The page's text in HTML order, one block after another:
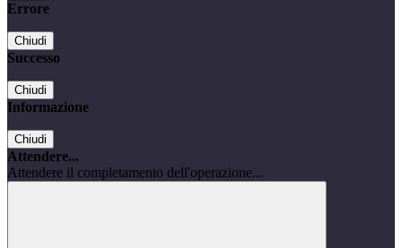
Errore
Chiudi
Successo
Chiudi
Informazione
Chiudi
Attendere...
Attendere il completamento dell'operazione...